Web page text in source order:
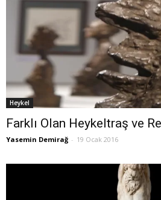
Heykel
Farklı Olan Heykeltraş ve
Yasemin Demirağ - 19 Ocak 2016